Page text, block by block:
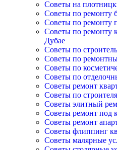
Советы на
Советы по ремонту
Советы по ремонту
Советы по ремонту
Дубае
Советы по
Советы по
Советы по
Советы по
Советы ремонт
Советы по
Советы элитный
Советы ремонт под
Советы ремонт
Советы флиппинг
Советы малярные